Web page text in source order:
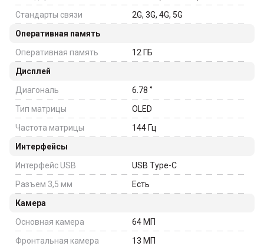
Стандарты связи
2G, 3G, 4G, 5G
Оперативная память
Оперативная память
12 ГБ
Дисплей
Диагональ
6.78 ‘’
Тип матрицы
OLED
Частота матрицы
144 Гц
Интерфейсы
Интерфейс USB
USB Type-C
Разъем 3,5 мм
Есть
Камера
Основная камера
64 МП
Фронтальная камера
13 МП